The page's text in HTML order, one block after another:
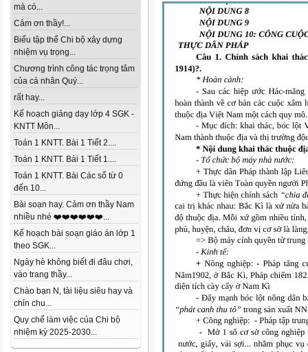
mà có...
Cảm ơn thầy!...
Biểu tập thể Chi bộ xây dựng
nhiệm vụ trọng...
Chương trình công tác trọng tâm
của cá nhân Quý...
rất hay...
Kế hoạch giảng dạy lớp 4 SGK -
KNTT Môn...
Toán 1 KNTT. Bài 1 Tiết 2....
Toán 1 KNTT. Bài 1 Tiết 1....
Toán 1 KNTT. Bài Các số từ 0
đến 10...
Bài soạn hay. Cảm ơn thầy Nam
nhiều nhé ❤️❤️❤️❤️❤️❤️...
Kế hoạch bài soạn giáo án lớp 1
theo SGK...
Ngày hè không biết đi đâu chơi,
vào trang thầy...
Chào bạn N, tài liệu siêu hay và
chỉn chu...
Quy chế làm việc của Chi bộ
nhiệm kỳ 2025-2030...